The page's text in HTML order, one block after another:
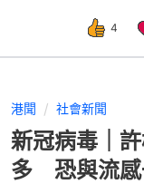
4
港聞 社會新聞
新冠病毒｜
多 恐與流感